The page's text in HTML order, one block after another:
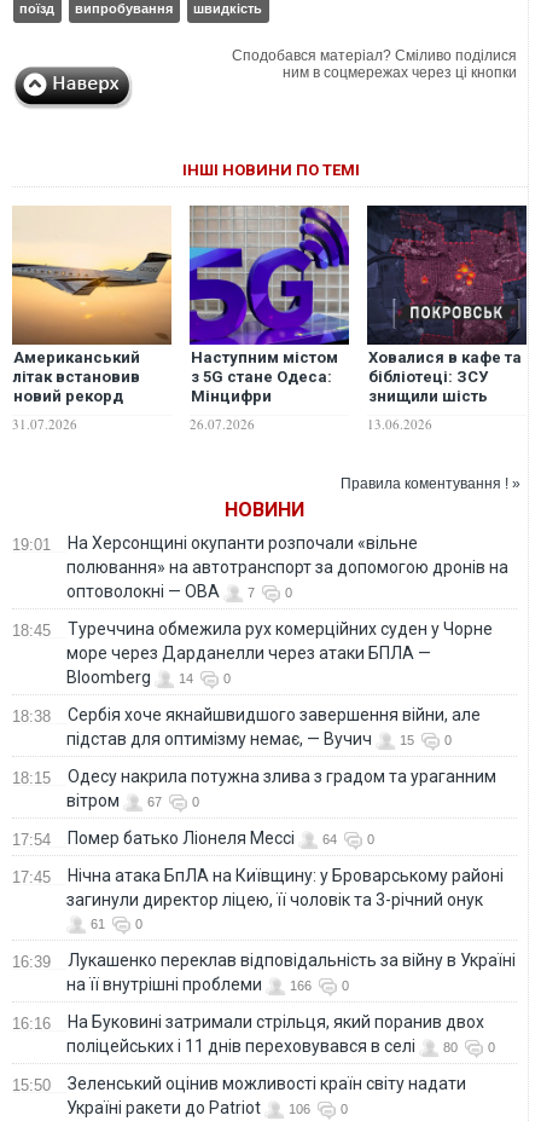
поїзд випробування швидкість
Сподобався матеріал? Сміливо поділися
ним в соцмережах через ці кнопки
ІНШІ НОВИНИ ПО ТЕМІ
Американський
літак встановив
новий рекорд
31.07.2026
Наступним містом
з 5G стане Одеса:
Мінцифри
локації покриття,
26.07.2026
Ховалися в кафе та
бібліотеці: ЗСУ
знищили шість
ворожих дронів у
13.06.2026
Правила коментування ! »
НОВИНИ
19:01
На Херсонщині окупанти розпочали «вільне
полювання» на автотранспорт за допомогою дронів на
оптоволокні — ОВА
7 0
18:45
Туреччина обмежила рух комерційних суден у Чорне
море через Дарданелли через атаки БПЛА —
Bloomberg
14 0
18:38
Сербія хоче якнайшвидшого завершення війни, але
підстав для оптимізму немає, — Вучич
15 0
18:15
Одесу накрила потужна злива з градом та ураганним
вітром
67 0
17:54 Помер батько Ліонеля Мессі 64 0
17:45
Нічна атака БпЛА на Київщину: у Броварському районі
загинули директор ліцею, її чоловік та 3-річний онук
61 0
16:39
Лукашенко переклав відповідальність за війну в Україні
на її внутрішні проблеми
166 0
16:16
На Буковині затримали стрільця, який поранив двох
поліцейських і 11 днів переховувався в селі
80 0
15:50
Зеленський оцінив можливості країн світу надати
Україні ракети до Patriot
106 0